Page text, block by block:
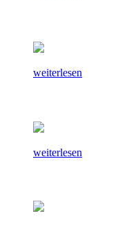
weiterlesen
weiterlesen